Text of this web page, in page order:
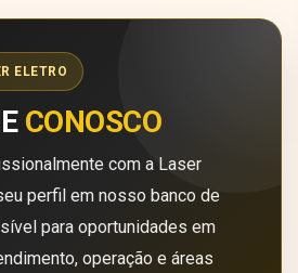
ELETRO
CONOSCO
com a Laser
perfil em nosso banco de
para oportunidades em
operação e áreas